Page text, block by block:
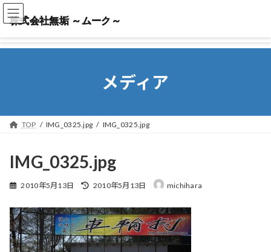
株式会社無垢 ～ムーク～
株式会社無垢 ～ムーク～
メディア
TOP IMG_0325.jpg IMG_0325.jpg
IMG_0325.jpg
2010年5月13日
最
新
日
時
:
2010年5月13日 michihara